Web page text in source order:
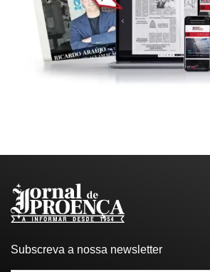
Subscreva a nossa newsletter